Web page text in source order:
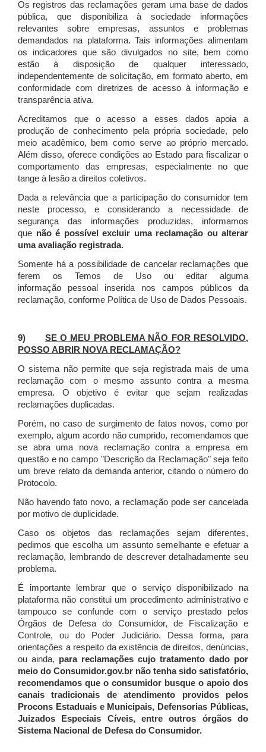
Os registros das reclamações geram uma base de dados
pública, que disponibiliza à sociedade informações
relevantes sobre empresas, assuntos e problemas
demandados na plataforma. Tais informações alimentam
os indicadores que são divulgados no site, bem como
estão à disposição de qualquer interessado,
independentemente de solicitação, em formato aberto, em
conformidade com diretrizes de acesso à informação e
transparência ativa.
Acreditamos que o acesso a esses dados apoia a
produção de conhecimento pela própria sociedade, pelo
meio acadêmico, bem como serve ao próprio mercado.
Além disso, oferece condições ao Estado para fiscalizar o
comportamento das empresas, especialmente no que
tange à lesão a direitos coletivos.
Dada a relevância que a participação do consumidor tem
neste processo, e considerando a necessidade de
segurança das informações produzidas, informamos
que não é possível excluir uma reclamação ou alterar
uma avaliação registrada.
Somente há a possibilidade de cancelar reclamações que
ferem os Temos de Uso ou editar alguma
informação pessoal inserida nos campos públicos da
reclamação, conforme Política de Uso de Dados Pessoais.
9) SE O MEU PROBLEMA NÃO FOR RESOLVIDO,
POSSO ABRIR NOVA RECLAMAÇÃO?
O sistema não permite que seja registrada mais de uma
reclamação com o mesmo assunto contra a mesma
empresa. O objetivo é evitar que sejam realizadas
reclamações duplicadas.
Porém, no caso de surgimento de fatos novos, como por
exemplo, algum acordo não cumprido, recomendamos que
se abra uma nova reclamação contra a empresa em
questão e no campo "Descrição da Reclamação" seja feito
um breve relato da demanda anterior, citando o número do
Protocolo.
Não havendo fato novo, a reclamação pode ser cancelada
por motivo de duplicidade.
Caso os objetos das reclamações sejam diferentes,
pedimos que escolha um assunto semelhante e efetuar a
reclamação, lembrando de descrever detalhadamente seu
problema.
É importante lembrar que o serviço disponibilizado na
plataforma não constitui um procedimento administrativo e
tampouco se confunde com o serviço prestado pelos
Órgãos de Defesa do Consumidor, de Fiscalização e
Controle, ou do Poder Judiciário. Dessa forma, para
orientações a respeito da existência de direitos, denúncias,
ou ainda, para reclamações cujo tratamento dado por
meio do Consumidor.gov.br não tenha sido satisfatório,
recomendamos que o consumidor busque o apoio dos
canais tradicionais de atendimento providos pelos
Procons Estaduais e Municipais, Defensorias Públicas,
Juizados Especiais Cíveis, entre outros órgãos do
Sistema Nacional de Defesa do Consumidor.